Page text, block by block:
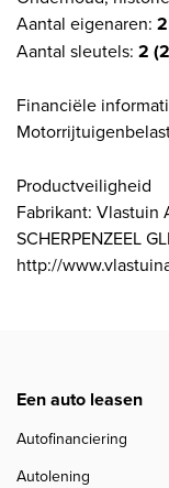
Aantal eigenaren: 2
Aantal sleutels: 2
Financiële
Productveiligheid
Fabrikant: Vlastuin
SCHERPENZEEL
http://
Een auto leasen
Autofinanciering
Autolening